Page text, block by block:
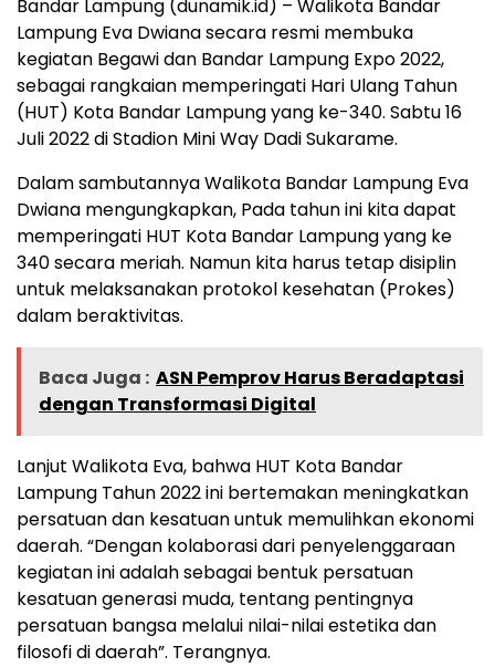
Bandar Lampung (dunamik.id) – Walikota Bandar
Lampung Eva Dwiana secara resmi membuka
kegiatan Begawi dan Bandar Lampung Expo 2022,
sebagai rangkaian memperingati Hari Ulang Tahun
(HUT) Kota Bandar Lampung yang ke-340. Sabtu 16
Juli 2022 di Stadion Mini Way Dadi Sukarame.
Dalam sambutannya Walikota Bandar Lampung Eva
Dwiana mengungkapkan, Pada tahun ini kita dapat
memperingati HUT Kota Bandar Lampung yang ke
340 secara meriah. Namun kita harus tetap disiplin
untuk melaksanakan protokol kesehatan (Prokes)
dalam beraktivitas.
Baca Juga : ASN Pemprov Harus Beradaptasi
dengan Transformasi Digital
Lanjut Walikota Eva, bahwa HUT Kota Bandar
Lampung Tahun 2022 ini bertemakan meningkatkan
persatuan dan kesatuan untuk memulihkan ekonomi
daerah. “Dengan kolaborasi dari penyelenggaraan
kegiatan ini adalah sebagai bentuk persatuan
kesatuan generasi muda, tentang pentingnya
persatuan bangsa melalui nilai-nilai estetika dan
filosofi di daerah”. Terangnya.